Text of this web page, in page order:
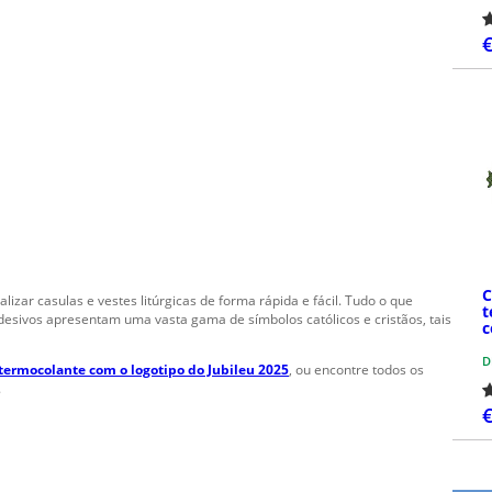
casulas e vestes litúrgicas de forma rápida e fácil. Tudo o que
apresentam uma vasta gama de símbolos católicos e cristãos, tais
com o logotipo do Jubileu 2025, ou encontre todos os
.